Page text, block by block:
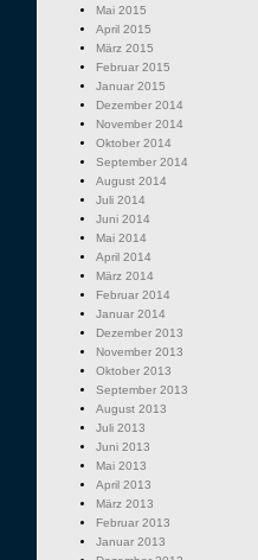
Mai 2015
April 2015
März 2015
Februar 2015
Januar 2015
Dezember 2014
November 2014
Oktober 2014
September 2014
August 2014
Juli 2014
Juni 2014
Mai 2014
April 2014
März 2014
Februar 2014
Januar 2014
Dezember 2013
November 2013
Oktober 2013
September 2013
August 2013
Juli 2013
Juni 2013
Mai 2013
April 2013
März 2013
Februar 2013
Januar 2013